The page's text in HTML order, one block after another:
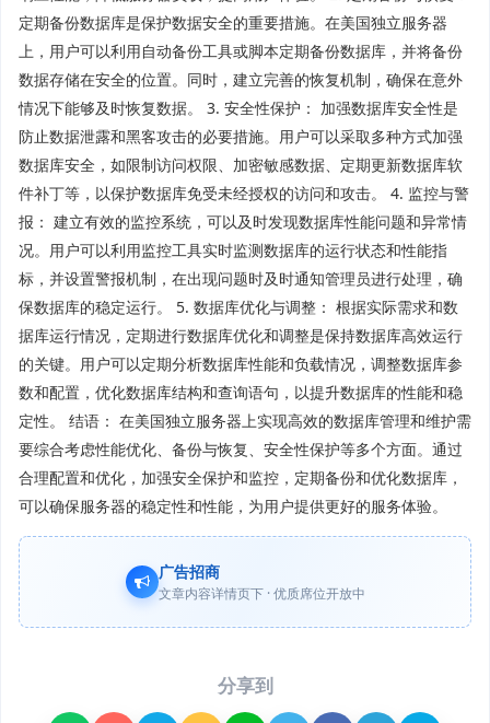
定期备份数据库是保护数据安全的重要措施。在美国独立服务器
上，用户可以利用自动备份工具或脚本定期备份数据库，并将备份
数据存储在安全的位置。同时，建立完善的恢复机制，确保在意外
情况下能够及时恢复数据。 3. 安全性保护： 加强数据库安全性是
防止数据泄露和黑客攻击的必要措施。用户可以采取多种方式加强
数据库安全，如限制访问权限、加密敏感数据、定期更新数据库软
件补丁等，以保护数据库免受未经授权的访问和攻击。 4. 监控与警
报： 建立有效的监控系统，可以及时发现数据库性能问题和异常情
况。用户可以利用监控工具实时监测数据库的运行状态和性能指
标，并设置警报机制，在出现问题时及时通知管理员进行处理，确
保数据库的稳定运行。 5. 数据库优化与调整： 根据实际需求和数
据库运行情况，定期进行数据库优化和调整是保持数据库高效运行
的关键。用户可以定期分析数据库性能和负载情况，调整数据库参
数和配置，优化数据库结构和查询语句，以提升数据库的性能和稳
定性。 结语： 在美国独立服务器上实现高效的数据库管理和维护需
要综合考虑性能优化、备份与恢复、安全性保护等多个方面。通过
合理配置和优化，加强安全保护和监控，定期备份和优化数据库，
可以确保服务器的稳定性和性能，为用户提供更好的服务体验。
广告招商
文章内容详情页下 · 优质席位开放中
分享到